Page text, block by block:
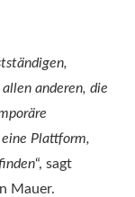
anderen, die
Plattform,
“, sagt
Mauer.